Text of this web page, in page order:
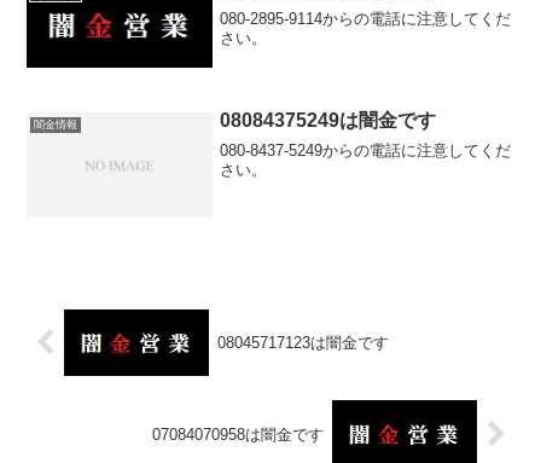
080-2895-9114からの電話に注意してくだ
さい。
闇金情報 08084375249は闇金です
080-8437-5249からの電話に注意してくだ
さい。
08045717123は闇金です
07084070958は闇金です